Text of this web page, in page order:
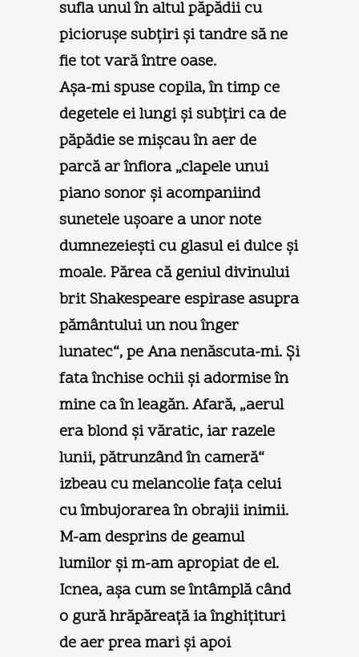
sufla unul în altul păpădii cu
picioruşe subţiri şi tandre să ne
fie tot vară între oase.
Aşa-mi spuse copila, în timp ce
degetele ei lungi şi subţiri ca de
păpădie se mişcau în aer de
parcă ar înfiora „clapele unui
piano sonor şi acompaniind
sunetele uşoare a unor note
dumnezeieşti cu glasul ei dulce şi
moale. Părea că geniul divinului
brit Shakespeare espirase asupra
pământului un nou înger
lunatec“, pe Ana nenăscuta-mi. Şi
fata închise ochii şi adormise în
mine ca în leagăn. Afară, „aerul
era blond şi văratic, iar razele
lunii, pătrunzând în cameră“
izbeau cu melancolie faţa celui
cu îmbujorarea în obrajii inimii.
M-am desprins de geamul
lumilor şi m-am apropiat de el.
Icnea, aşa cum se întâmplă când
o gură hrăpăreaţă ia înghiţituri
de aer prea mari şi apoi